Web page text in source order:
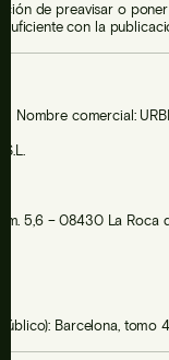
de preavisar o
con la
Nombre comercial:
5,6 – 08430 La Roca
Barcelona, tomo